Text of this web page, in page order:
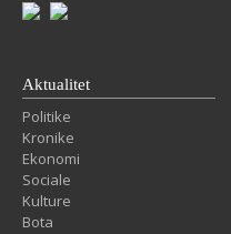
Aktualitet
Politike
Kronike
Ekonomi
Sociale
Kulture
Bota